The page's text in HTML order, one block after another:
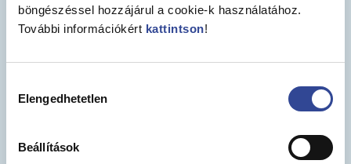
böngészéssel hozzájárul a cookie-k használatához.
További információkért kattintson!
kiválasztása
Elengedhetetlen
Beállítások
Kapcsolattartó neve
info@adatvedelmiauditor.hu